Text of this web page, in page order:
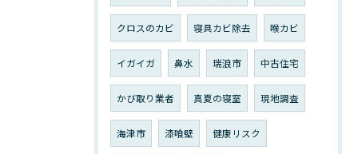
クロスのカビ 寝具カビ除去 喉カビ
イガイガ 鼻水 瑞浪市 中古住宅
かび取り業者 真夏の寝室 現地調査
海津市 漆喰壁 健康リスク